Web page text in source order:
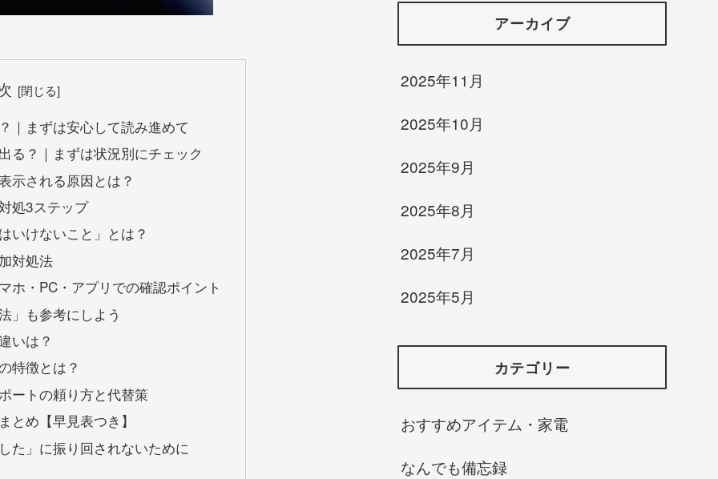
｜まずは安心して読み進めて
る？｜まずは状況別にチェック
示される原因とは？
処3ステップ
いけないこと」とは？
対処法
ホ・PC・アプリでの確認ポイント
」も参考にしよう
いは？
特徴とは？
ートの頼り方と代替策
とめ【早見表つき】
た」に振り回されないために
アーカイブ
2025年11月
2025年10月
2025年9月
2025年8月
2025年7月
2025年5月
カテゴリー
おすすめアイテム・家電
なんでも備忘録